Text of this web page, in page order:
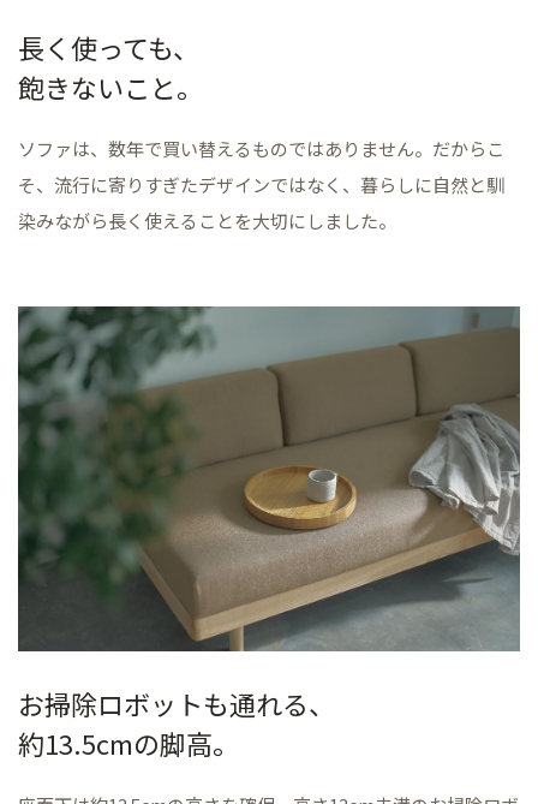
長く使っても、
飽きないこと。
ソファは、数年で買い替えるものではありません。だからこ
そ、流行に寄りすぎたデザインではなく、暮らしに自然と馴
染みながら長く使えることを大切にしました。
お掃除ロボットも通れる、
約13.5cmの脚高。